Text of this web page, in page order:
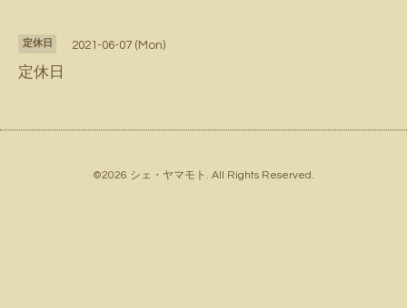
定休日 2021-06-07 (Mon)
定休日
©2026 シェ・ヤマモト . All Rights Reserved.